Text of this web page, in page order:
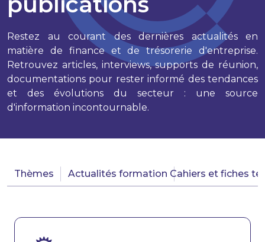
Restez au courant des dernières actualités en
matière de finance et de trésorerie d'entreprise.
Retrouvez articles, interviews, supports de réunion,
documentations pour rester informé des tendances
et des évolutions du secteur : une source
d'information incontournable.
Thèmes Actualités formation Cahiers et fiches
Image